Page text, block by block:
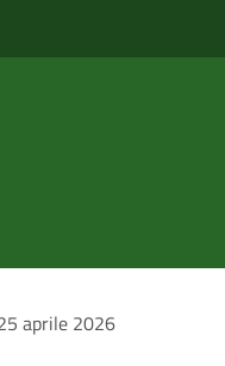
aprile 2026